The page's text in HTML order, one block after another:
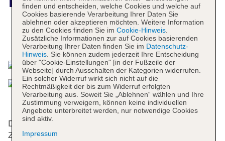
Das bietet Ihre Unterkunft
Das Hotel mit einem Aufzug verfügt über 84
Zimmer. Das freundliche Personal an der Rezeption
finden und entscheiden, welche Cookies und welche auf
Cookies basierende Verarbeitung Ihrer Daten Sie
ablehnen oder akzeptieren möchten. Weitere Information
zu den Cookies finden Sie im Cookie-Hinweis.
Zusätzliche Informationen zur auf Cookies basierenden
Verarbeitung Ihrer Daten finden Sie im Datenschutz-
Hinweis. Sie können zudem jederzeit Ihre Entscheidung
über "Cookie-Einstellungen" [in der Fußzeile der
Webseite] durch Ausschalten der Kategorien widerrufen.
Ein solcher Widerruf wirkt sich nicht auf die
Rechtmäßigkeit der bis zum Widerruf erfolgten
Verarbeitung aus. Soweit Sie „Ablehnen“ wählen und Ihre
Zustimmung verweigern, können keine individuellen
Angebote unterbreitet werden, nur notwendige Cookies
sind aktiv.
Impressum